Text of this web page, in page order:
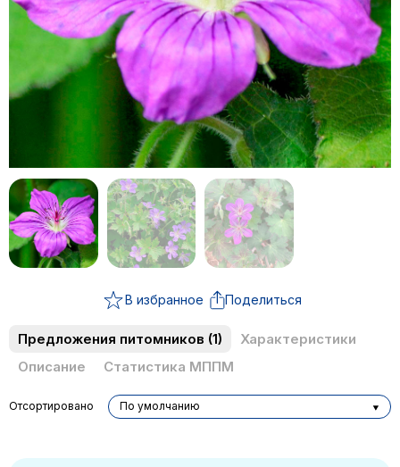
В избранное Поделиться
Предложения питомников (1)
Характеристики
Описание
Статистика МППМ
Отсортировано По умолчанию